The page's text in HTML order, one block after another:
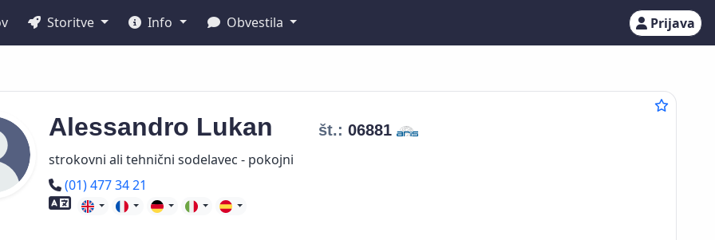
Storitve Info Obvestila Prijava
Alessandro Lukan št.: 06881
strokovni ali tehnični sodelavec - pokojni
Telefon
(01) 477 34 21
Znanje tujih jezikov